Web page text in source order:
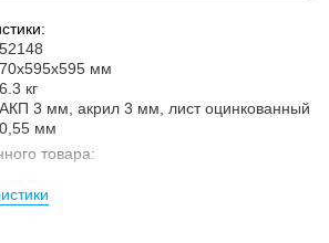
52148
70x595x595 мм
6.3 кг
АКП 3 мм, акрил 3 мм, лист оцинкованный
0,55 мм
товара:
6.6 кг